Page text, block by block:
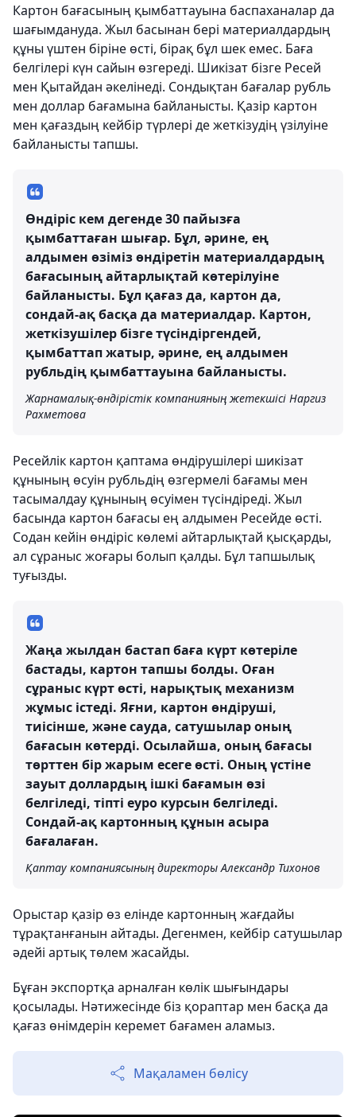
Картон бағасының қымбаттауына баспаханалар да
шағымдануда. Жыл басынан бері материалдардың
құны үштен біріне өсті, бірақ бұл шек емес. Баға
белгілері күн сайын өзгереді. Шикізат бізге Ресей
мен Қытайдан әкелінеді. Сондықтан бағалар рубль
мен доллар бағамына байланысты. Қазір картон
мен қағаздың кейбір түрлері де жеткізудің үзілуіне
байланысты тапшы.
Өндіріс кем дегенде 30 пайызға
қымбаттаған шығар. Бұл, әрине, ең
алдымен өзіміз өндіретін материалдардың
бағасының айтарлықтай көтерілуіне
байланысты. Бұл қағаз да, картон да,
сондай-ақ басқа да материалдар. Картон,
жеткізушілер бізге түсіндіргендей,
қымбаттап жатыр, әрине, ең алдымен
рубльдің қымбаттауына байланысты.
Жарнамалық-өндірістік компанияның жетекшісі Наргиз
Рахметова
Ресейлік картон қаптама өндірушілері шикізат
құнының өсуін рубльдің өзгермелі бағамы мен
тасымалдау құнының өсуімен түсіндіреді. Жыл
басында картон бағасы ең алдымен Ресейде өсті.
Содан кейін өндіріс көлемі айтарлықтай қысқарды,
ал сұраныс жоғары болып қалды. Бұл тапшылық
туғызды.
Жаңа жылдан бастап баға күрт көтеріле
бастады, картон тапшы болды. Оған
сұраныс күрт өсті, нарықтық механизм
жұмыс істеді. Яғни, картон өндіруші,
тиісінше, және сауда, сатушылар оның
бағасын көтерді. Осылайша, оның бағасы
төрттен бір жарым есеге өсті. Оның үстіне
зауыт доллардың ішкі бағамын өзі
белгіледі, тіпті еуро курсын белгіледі.
Сондай-ақ картонның құнын асыра
бағалаған.
Қаптау компаниясының директоры Александр Тихонов
Орыстар қазір өз елінде картонның жағдайы
тұрақтанғанын айтады. Дегенмен, кейбір сатушылар
әдейі артық төлем жасайды.
Бұған экспортқа арналған көлік шығындары
қосылады. Нәтижесінде біз қораптар мен басқа да
қағаз өнімдерін керемет бағамен аламыз.
Мақаламен бөлісу